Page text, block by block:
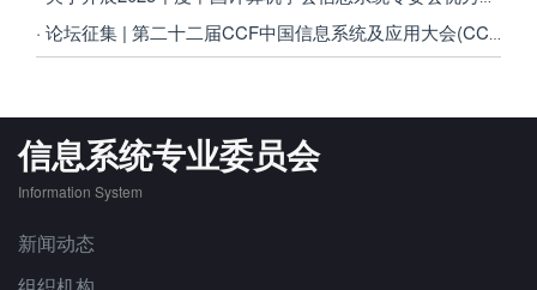
信息系统专业委员会
Information System
新闻动态